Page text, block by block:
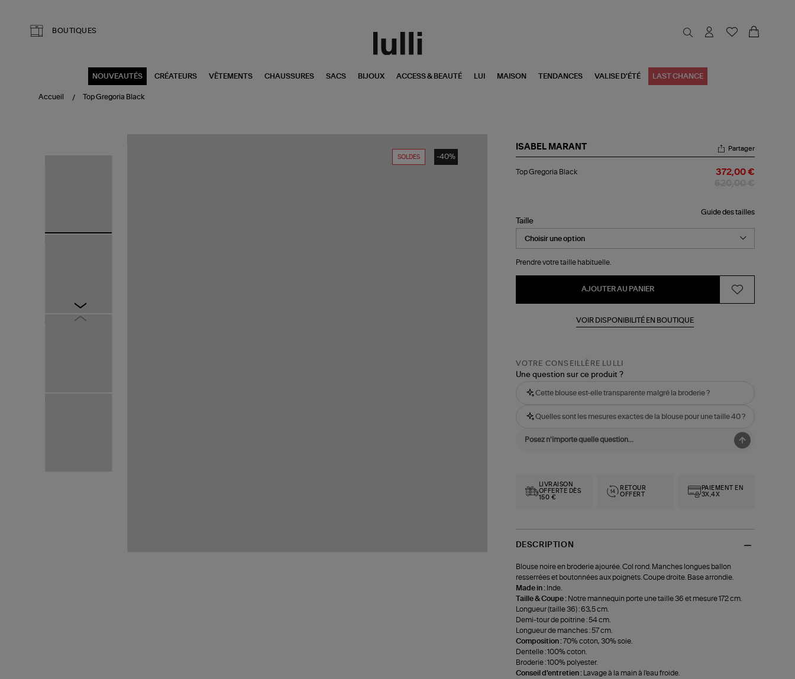
BOUTIQUES
NOUVEAUTÉS CRÉATEURS VÊTEMENTS CHAUSSURES SACS BIJOUX ACCESS & BEAUTÉ LUI MAISON TENDANCES VALISE D'ÉTÉ LAST CHANCE
Accueil Top Gregoria Black
SOLDES -40%
ISABEL MARANT
Gregoria
Partager
Top Gregoria Black 372,00 €
Guide des tailles
Taille
Prendre votre taille habituelle.
AJOUTER AU PANIER
VOIR DISPONIBILITÉ EN BOUTIQUE
VOTRE CONSEILLÈRE LULLI
Une question sur ce produit ?
Cette blouse est-elle transparente malgré la broderie ?
Quelles sont les mesures exactes de la blouse pour une taille 40 ?
LIVRAISON
OFFERTE DÈS
150 €
RETOUR
OFFERT
PAIEMENT EN
3X,4X
DESCRIPTION
Blouse noire en broderie ajourée. Col rond. Manches longues ballon
resserrées et boutonnées aux poignets. Coupe droite. Base arrondie.
Made in : Inde.
Taille & Coupe : Notre mannequin porte une taille 36 et mesure 172 cm.
Longueur (taille 36) : 63,5 cm.
Demi-tour de poitrine : 54 cm.
Longueur de manches : 57 cm.
Composition :70% coton, 30% soie.
Dentelle : 100% coton.
Broderie : 100% polyester.
Conseil d'entretien :
Lavage à la main à l'eau froide.